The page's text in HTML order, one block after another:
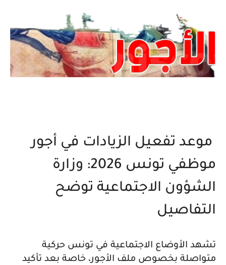
موعد تفعيل الزيادات في أجور
موظفي تونس 2026: وزارة
الشؤون الاجتماعية توضح
التفاصيل
تشهد الأوضاع الاجتماعية في تونس حركية
متواصلة بخصوص ملف الأجور، خاصة بعد تأكيد